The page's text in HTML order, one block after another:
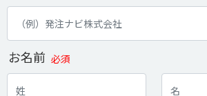
お名前 必須